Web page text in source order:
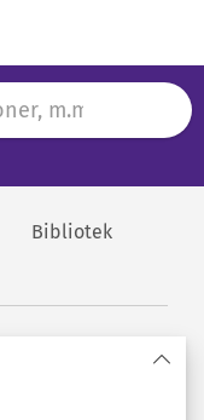
Bibliotek